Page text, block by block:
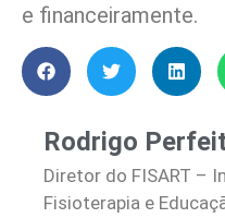
e financeiramente.
Rodrigo
Diretor do FISART –
Fisioterapia e